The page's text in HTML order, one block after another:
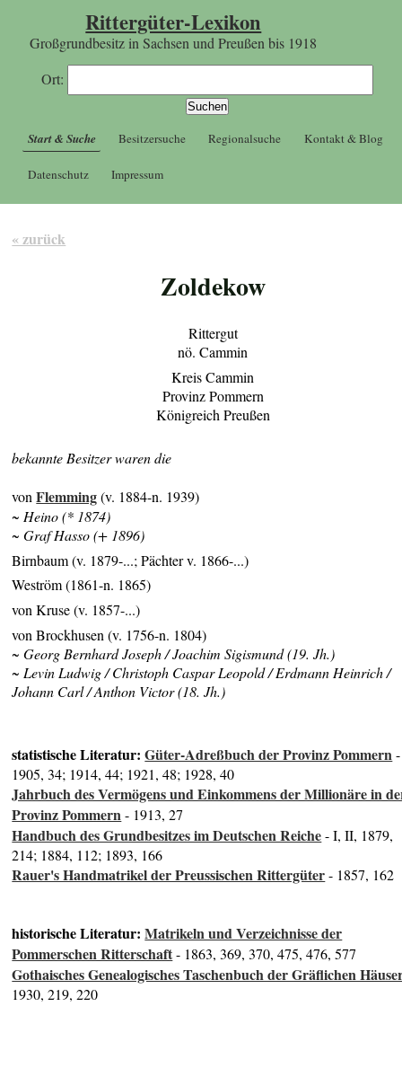
Rittergüter-Lexikon
Großgrundbesitz in Sachsen und Preußen bis 1918
Ort:
Start & Suche Besitzersuche Regionalsuche Kontakt & Blog
Datenschutz Impressum
« zurück
Zoldekow
Rittergut
nö. Cammin
Kreis Cammin
Provinz Pommern
Königreich Preußen
bekannte Besitzer waren die
vonFlemming(v. 1884-n. 1939)
~ Heino (* 1874)
~ Graf Hasso (+ 1896)
Birnbaum (v. 1879-...; Pächter v. 1866-...)
Weström (1861-n. 1865)
von Kruse (v. 1857-...)
von Brockhusen (v. 1756-n. 1804)
~ Georg Bernhard Joseph / Joachim Sigismund (19. Jh.)
~ Levin Ludwig / Christoph Caspar Leopold / Erdmann Heinrich /
Johann Carl / Anthon Victor (18. Jh.)
statistische Literatur:Güter-Adreßbuch der Provinz Pommern-
1905, 34; 1914, 44; 1921, 48; 1928, 40
Jahrbuch des Vermögens und Einkommens der Millionäre in
Provinz Pommern- 1913, 27
Handbuch des Grundbesitzes im Deutschen Reiche- I, II, 1879,
214; 1884, 112; 1893, 166
Rauer's Handmatrikel der Preussischen Rittergüter- 1857, 162
historische Literatur:Matrikeln und Verzeichnisse der
Pommerschen Ritterschaft- 1863, 369, 370, 475, 476, 577
Gothaisches Genealogisches Taschenbuch der Gräflichen
1930, 219, 220